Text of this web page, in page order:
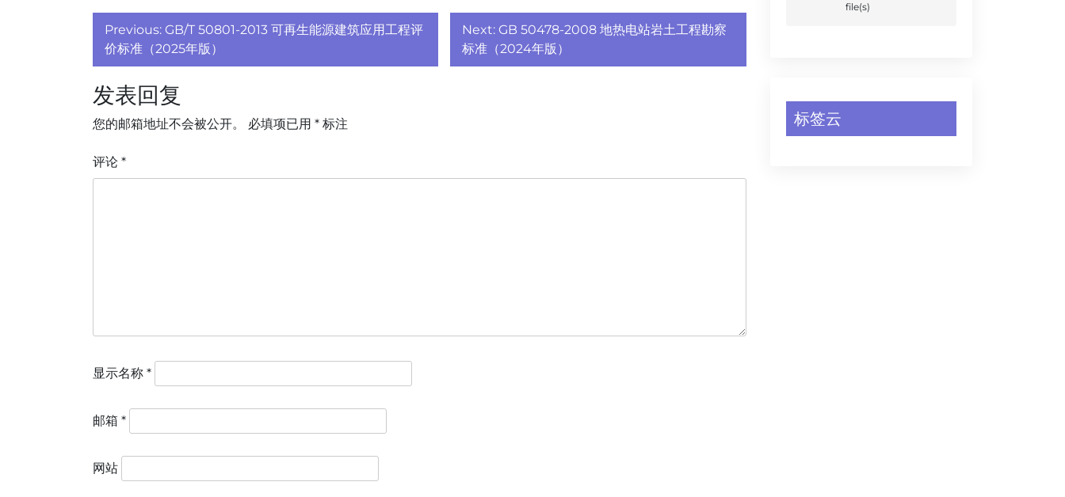
文
章
导
航
Previous: GB/T 50801-2013 可再生能源建筑应用工程评
价标准（2025年版）
Next: GB 50478-2008 地热电站岩土工程勘察
标准（2024年版）
发表回复
您的邮箱地址不会被公开。 必填项已用 * 标注
评论 *
显示名称 *
邮箱 *
网站
file(s)
标签云